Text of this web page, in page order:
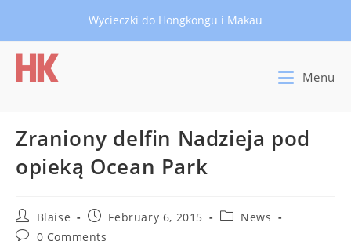
Wycieczki do Hongkongu i Makau
Menu
Zraniony delfin Nadzieja pod
opieką Ocean Park
Post
author:
Blaise
Post
published:
February 6, 2015
PostNews
Post0 Comments